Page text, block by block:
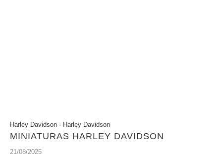
Harley Davidson · Harley Davidson
MINIATURAS HARLEY DAVIDSON
21/08/2025